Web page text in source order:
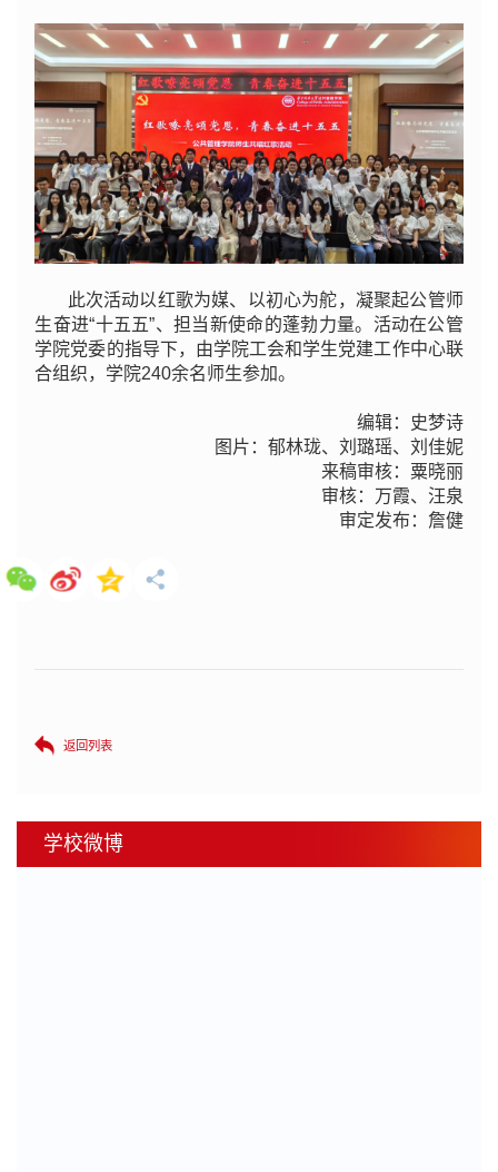
此次活动以红歌为媒、以初心为舵，凝聚起公管师
生奋进“十五五”、担当新使命的蓬勃力量。活动在公管
学院党委的指导下，由学院工会和学生党建工作中心联
合组织，学院240余名师生参加。
编辑：史梦诗
图片：郁林珑、刘璐瑶、刘佳妮
来稿审核：粟晓丽
审核：万霞、汪泉
审定发布：詹健
返回列表
学校微博